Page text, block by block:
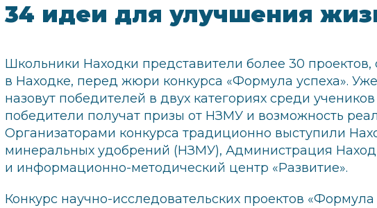
34 идеи для улучшения
Школьники Находки представители более 30
в Находке, перед жюри конкурса «Формула успеха».
назовут победителей в двух категориях среди учеников
победители получат призы от НЗМУ и возможность
Организаторами конкурса традиционно выступили
минеральных удобрений (НЗМУ), Администрация
и информационно-методический центр «Развитие».
Конкурс научно-исследовательских проектов